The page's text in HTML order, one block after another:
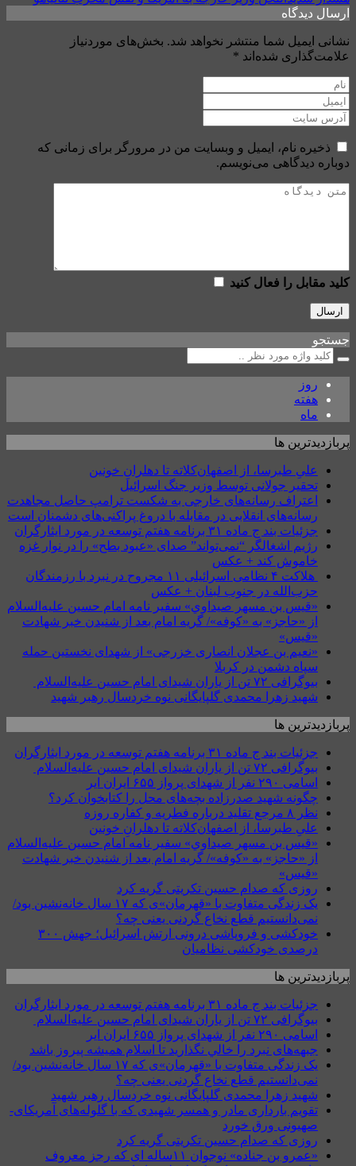
ارسال دیدگاه
نشانی ایمیل شما منتشر نخواهد شد. بخش‌های موردنیاز
علامت‌گذاری شده‌اند *
ذخیره نام، ایمیل و وبسایت من در مرورگر برای زمانی که
دوباره دیدگاهی می‌نویسم.
کلید مقابل را فعال کنید
جستجو
روز
هفته
ماه
پربازدیدترین ها
علیِ طبرسا، از اصفهان‌کلاته تا دهلرانِ خونین
تحقیر جولانی توسط وزیر جنگ اسرائیل
اعتراف رسانه‌های خارجی به شکست ترامپ حاصل مجاهدت
رسانه‌های انقلابی در مقابله با دروغ پراکنی‌های دشمنان است
جزئیات بند ج ماده ۳۱ برنامه هفتم توسعه در مورد ایثارگران
رژیم اشغالگر “نمی‌تواند” صدای «عبود بطح» را در نوار غزه
خاموش کند + عکس
هلاکت ۴ نظامی اسرائیلی ۱۱ مجروح در نبرد با رزمندگان
حزب‌الله در جنوب لبنان + عکس
«قيس بن مسهر صيداوي» سفیر نامه امام حسین علیه‌السلام
از «حاجز» به «کوفه»/ گریه امام بعد از شنیدن خبر شهادت
«قیس»
«نعیم بن عجلان انصاری خزرجی» از شهدای نخستین حمله
سپاه دشمن در کربلا
بیوگرافی ۷۲ تن از یاران شیدای امام حسین علیه‌السلام
شهید زهرا محمدی گلپایگانی نوه خردسال رهبر شهید
پربازدیدترین ها
جزئیات بند ج ماده ۳۱ برنامه هفتم توسعه در مورد ایثارگران
بیوگرافی ۷۲ تن از یاران شیدای امام حسین علیه‌السلام
اسامی ۲۹۰ نفر از شهدای پرواز ۶۵۵ ایران ایر
چگونه شهید صدرزاده بچه‌های محل را کتابخوان کرد؟
نظر ۸ مرجع تقلید درباره فطریه و کفاره روزه
علیِ طبرسا، از اصفهان‌کلاته تا دهلرانِ خونین
«قيس بن مسهر صيداوي» سفیر نامه امام حسین علیه‌السلام
از «حاجز» به «کوفه»/ گریه امام بعد از شنیدن خبر شهادت
«قیس»
روزی که صدام حسین تکریتی گریه کرد
یک زندگی متفاوت با «قهرمان»ی که ۱۷ سال خانه‌نشین بود/
نمی‌دانستیم قطع نخاع گردنی یعنی چه؟
خودکشی و فروپاشی درونی ارتش اسرائیل؛ جهش ۳۰۰
درصدی خودکشی نظامیان
پربازدیدترین ها
جزئیات بند ج ماده ۳۱ برنامه هفتم توسعه در مورد ایثارگران
بیوگرافی ۷۲ تن از یاران شیدای امام حسین علیه‌السلام
اسامی ۲۹۰ نفر از شهدای پرواز ۶۵۵ ایران ایر
جبهه‌های نبرد را خالي نگذاريد تا اسلام هميشه پيروز باشد
یک زندگی متفاوت با «قهرمان»ی که ۱۷ سال خانه‌نشین بود/
نمی‌دانستیم قطع نخاع گردنی یعنی چه؟
شهید زهرا محمدی گلپایگانی نوه خردسال رهبر شهید
تقویم بارداری مادر و همسر شهیدی که با گلوله‌های آمریکای-
صهیونی ورق خورد
روزی که صدام حسین تکریتی گریه کرد
«عمرو بن جناده» نوجوان ۱۱ساله ای که رجز معروف